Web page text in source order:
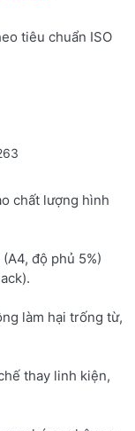
tiêu chuẩn ISO
chất lượng hình
độ phủ 5%)
làm hại trống từ,
thay linh kiện,